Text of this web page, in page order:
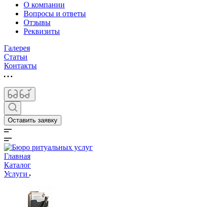
О компании
Вопросы и ответы
Отзывы
Реквизиты
Галерея
Статьи
Контакты
Оставить заявку
Главная
Каталог
Услуги